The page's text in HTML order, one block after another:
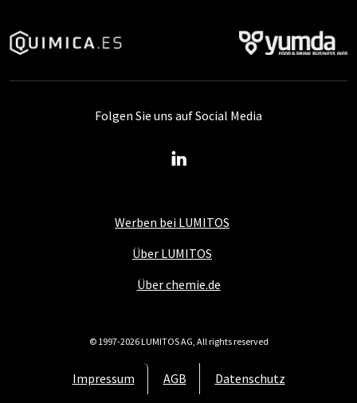
Werben bei LUMITOS
Über LUMITOS
Über chemie.de
Impressum AGB Datenschutz
Folgen Sie uns auf Social Media
© 1997-2026 LUMITOS AG, All rights reserved